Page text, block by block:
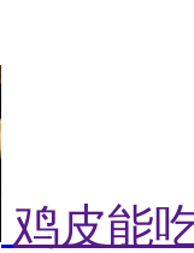
鸡皮能